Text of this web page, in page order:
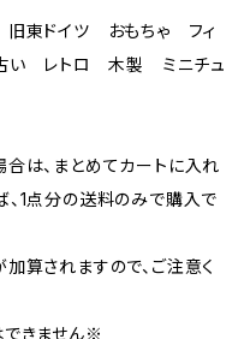
東ドイツ おもちゃ フィ
レトロ 木製 ミニチュ
は、まとめてカートに入れ
1点分の送料のみで購入で
算されますので、ご注意く
きません※